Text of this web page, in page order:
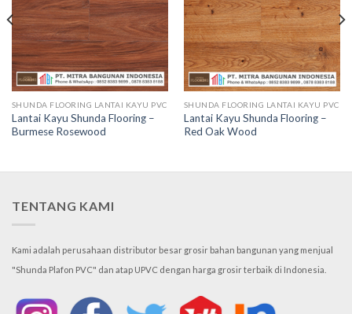
SHUNDA FLOORING LANTAI KAYU PVC
Lantai Kayu Shunda Flooring –
Burmese Rosewood
SHUNDA FLOORING LANTAI KAYU PVC
Lantai Kayu Shunda Flooring –
Red Oak Wood
TENTANG KAMI
Kami adalah perusahaan distributor besar grosir bahan bangunan yang menjual
"Shunda Plafon PVC" dan atap UPVC dengan harga grosir terbaik di Indonesia.